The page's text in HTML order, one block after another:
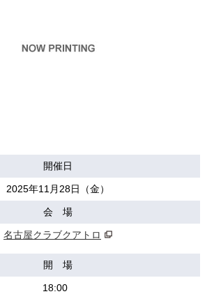
開催日
2025年11月28日（金）
会 場
名古屋クラブクアトロ
開 場
18:00